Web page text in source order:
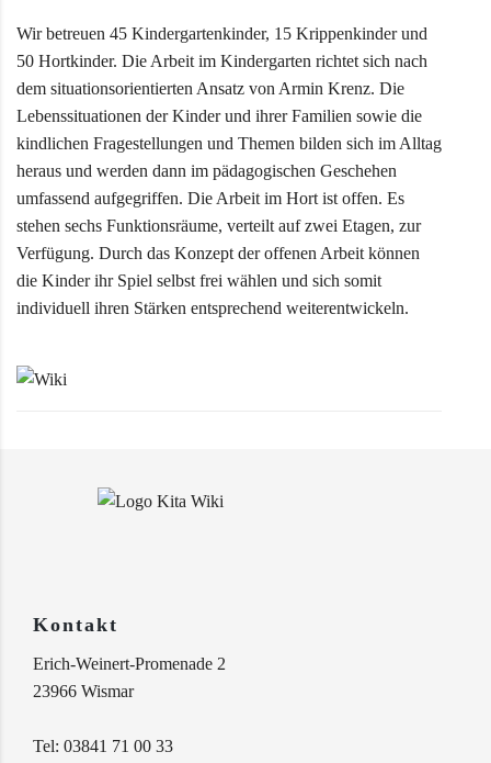
Wir betreuen 45 Kindergartenkinder, 15 Krippenkinder und
50 Hortkinder. Die Arbeit im Kindergarten richtet sich nach
dem situationsorientierten Ansatz von Armin Krenz. Die
Lebenssituationen der Kinder und ihrer Familien sowie die
kindlichen Fragestellungen und Themen bilden sich im Alltag
heraus und werden dann im pädagogischen Geschehen
umfassend aufgegriffen. Die Arbeit im Hort ist offen. Es
stehen sechs Funktionsräume, verteilt auf zwei Etagen, zur
Verfügung. Durch das Konzept der offenen Arbeit können
die Kinder ihr Spiel selbst frei wählen und sich somit
individuell ihren Stärken entsprechend weiterentwickeln.
Kontakt
Erich-Weinert-Promenade 2
23966 Wismar
Tel: 03841 71 00 33